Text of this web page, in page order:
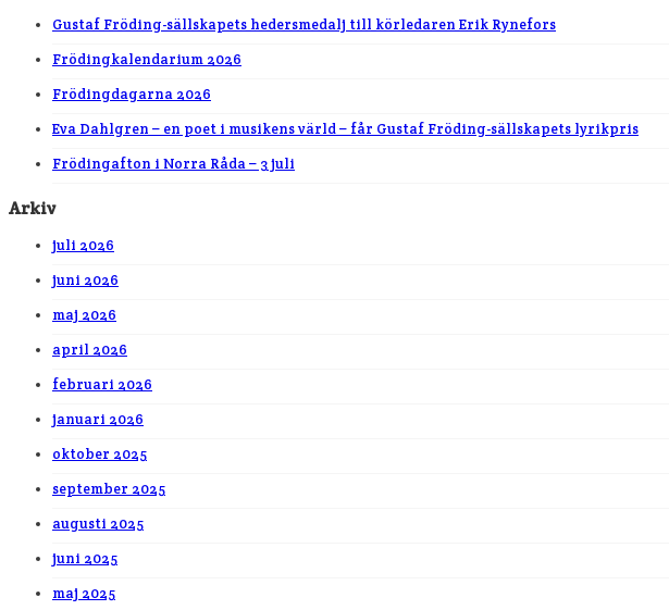
Gustaf Fröding-sällskapets hedersmedalj till körledaren Erik Rynefors
Frödingkalendarium 2026
Frödingdagarna 2026
Eva Dahlgren – en poet i musikens värld – får Gustaf Fröding-sällskapets lyrikpris
Frödingafton i Norra Råda – 3 juli
Arkiv
juli 2026
juni 2026
maj 2026
april 2026
februari 2026
januari 2026
oktober 2025
september 2025
augusti 2025
juni 2025
maj 2025